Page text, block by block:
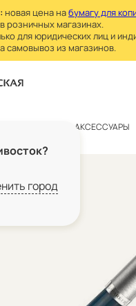
новая цена набумагу для
розничных магазинах.
для юридических лиц и
самовывоз из магазинов.
город
БИЗНЕС АКСЕССУАРЫ